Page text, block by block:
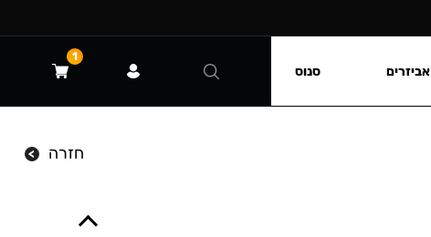
חזרה
אביזרים סנוס
1